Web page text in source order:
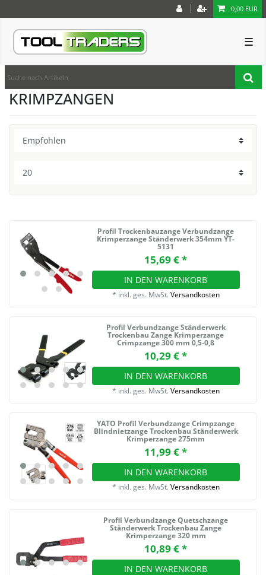
0,00 EUR
☰
KRIMPZANGEN
Profil Trockenbauzange Verbundzange
Krimperzange Ständerwerk 354mm YT-
5131
15,69 € *
IN DEN WARENKORB
* inkl. ges. MwSt. Versandkosten
Profil Verbundzange Ständerwerk
Trockenbau Zange Krimperzange
Crimpzange 300 mm 0,5-0,8
10,29 € *
IN DEN WARENKORB
* inkl. ges. MwSt. Versandkosten
YATO Profil Verbundzange Crimpzange
Blindnietzange Trockenbau Ständerwerk
Krimperzange 275mm
11,99 € *
IN DEN WARENKORB
* inkl. ges. MwSt. Versandkosten
Profil Verbundzange Quetschzange
Ständerwerk Trockenbau Zange
Krimperzange 320 mm
10,89 € *
IN DEN WARENKORB